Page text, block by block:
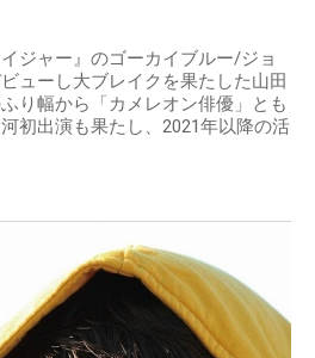
ジャー』のゴーカイブルー/ジョ
ューし大ブレイクを果たした山田
り幅から「カメレオン俳優」とも
初出演も果たし、2021年以降の活